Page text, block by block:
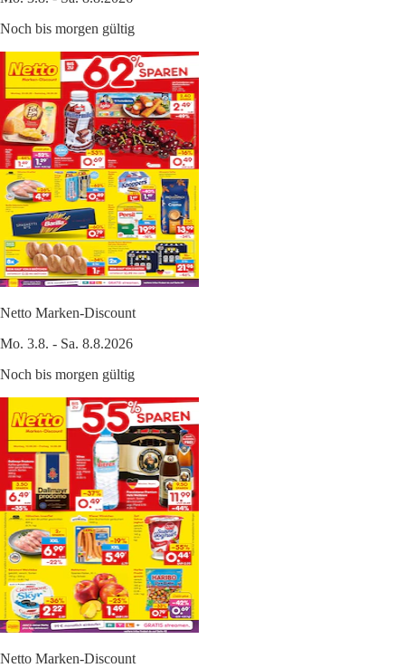
Noch bis morgen gültig
Netto Marken-Discount
Mo. 3.8. - Sa. 8.8.2026
Noch bis morgen gültig
Netto Marken-Discount